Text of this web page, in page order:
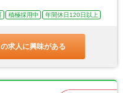
積極採用中 年間休日120日以上
求人に興味がある